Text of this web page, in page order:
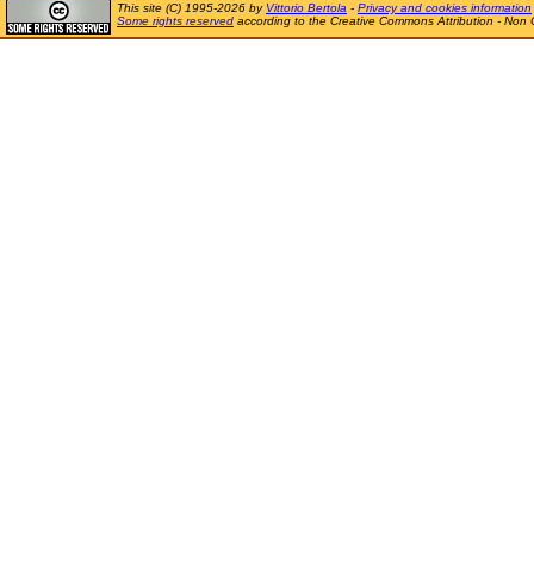
This site (C) 1995-2026 by Vittorio Bertola - Privacy and cookies information
Some rights reserved according to the Creative Commons Attribution - Non